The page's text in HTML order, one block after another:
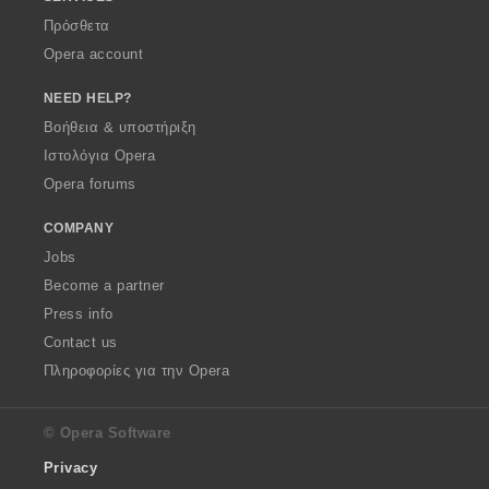
Πρόσθετα
Opera account
NEED HELP?
Βοήθεια & υποστήριξη
Ιστολόγια Opera
Opera forums
COMPANY
Jobs
Become a partner
Press info
Contact us
Πληροφορίες για την Opera
© Opera Software
Privacy